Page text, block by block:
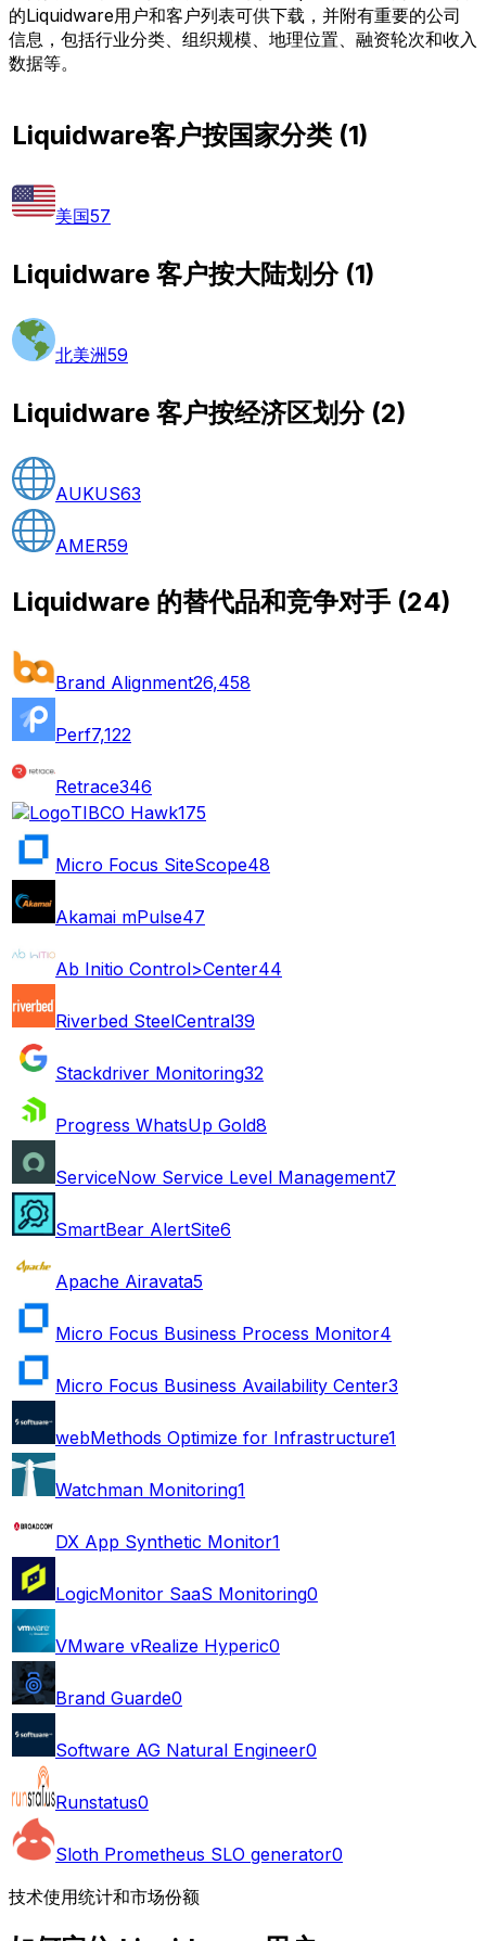
的Liquidware用户和客户列表可供下载，并附有重要的公司
信息，包括行业分类、组织规模、地理位置、融资轮次和收入
数据等。
Liquidware客户按国家分类 (1)
美国57
Liquidware 客户按大陆划分(1)
北美洲59
Liquidware 客户按经济区划分(2)
AUKUS63
AMER59
Liquidware 的替代品和竞争对手 (24)
Brand Alignment26,458
Perf7,122
Retrace346
TIBCO Hawk175
Micro Focus SiteScope48
Akamai mPulse47
Ab Initio Control>Center44
Riverbed SteelCentral39
Stackdriver Monitoring32
Progress WhatsUp Gold8
ServiceNow Service Level Management7
SmartBear AlertSite6
Apache Airavata5
Micro Focus Business Process Monitor4
Micro Focus Business Availability Center3
webMethods Optimize for Infrastructure1
Watchman Monitoring1
DX App Synthetic Monitor1
LogicMonitor SaaS Monitoring0
VMware vRealize Hyperic0
Brand Guarde0
Software AG Natural Engineer0
Runstatus0
Sloth Prometheus SLO generator0
技术使用统计和市场份额